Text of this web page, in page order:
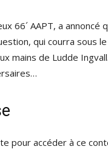
66´ AAPT, a annoncé
qui courra sous
mains de Ludde
pour accéder à ce